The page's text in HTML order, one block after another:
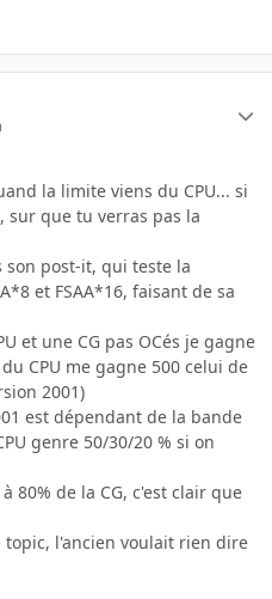
la limite viens du CPU... si
sur que tu verras pas la
son post-it, qui teste la
et FSAA*16, faisant de sa
et une CG pas OCés je gagne
CPU me gagne 500 celui de
2001)
est dépendant de la bande
genre 50/30/20 % si on
80% de la CG, c'est clair que
topic, l'ancien voulait rien dire